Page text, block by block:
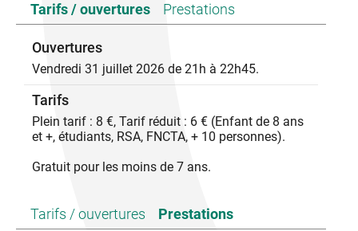
retrouve accusé à tort et poursuivi à travers l’Écosse.
Espions, faux policiers, quiproquos et situations
absurdes s’enchaînent dans une course-poursuite
aussi haletante que joyeusement décalée.
Le spectacle repose sur un jeu très vivant, un décor
léger fabriqué à vue, de la musique et des chants, et
Tarifs / ouvertures Prestations
Ouvertures
Vendredi 31 juillet 2026 de 21h à 22h45.
Tarifs
Plein tarif : 8 €, Tarif réduit : 6 € (Enfant de 8 ans
et +, étudiants, RSA, FNCTA, + 10 personnes).
Gratuit pour les moins de 7 ans.
Tarifs / ouvertures Prestations